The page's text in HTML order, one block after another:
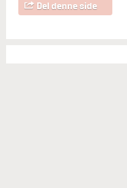
Del denne side